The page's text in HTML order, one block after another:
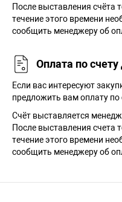
После выставления счёта
течение этого времени
сообщить менеджеру об
Оплата по
Если вас интересуют
предложить вам оплату по
Счёт выставляется
После выставления счета
течение этого времени
сообщить менеджеру об